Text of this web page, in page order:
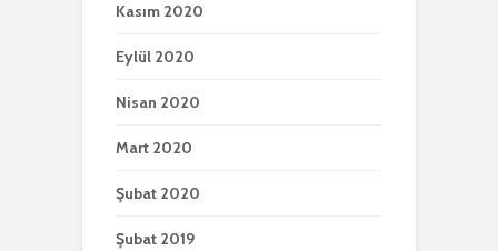
Kasım 2020
Eylül 2020
Nisan 2020
Mart 2020
Şubat 2020
Şubat 2019